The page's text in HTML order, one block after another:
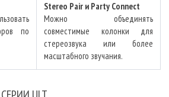
по
Stereo Pair и Party Connect
Можно объединять
совместимые колонки для
стереозвука или более
масштабного звучания.